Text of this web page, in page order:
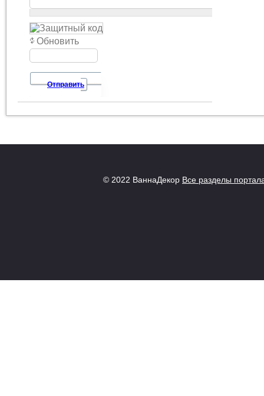
Обновить
Отправить
© 2022 ВаннаДекор Все разделы